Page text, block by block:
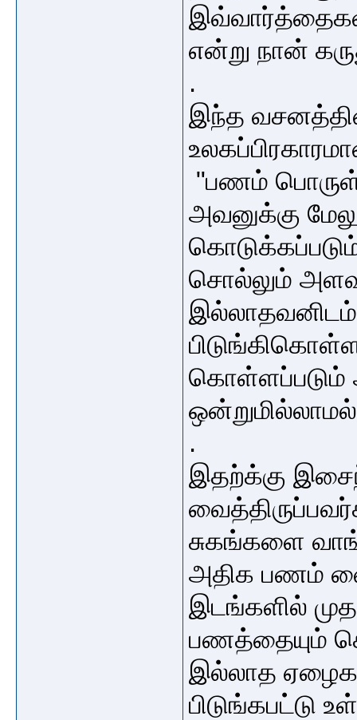
என்று நான்
.
இந்த
"பணம்
அவனுக்கு
சொல்லும்
கொள்ளப்படும்
.
இதற்க்கு
சுகங்களை
அதிக பணம்
இடங்களில்
பணத்தையும்
இல்லாத
பிடுங்கபட்டு